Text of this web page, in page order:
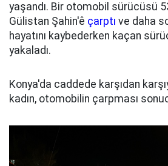
yaşandı. Bir otomobil sürücüsü
Gülistan Şahin'ê çarptı ve daha
hayatını kaybederken kaçan
yakaladı.
Konya'da caddede karşıdan
kadın, otomobilin çarpması